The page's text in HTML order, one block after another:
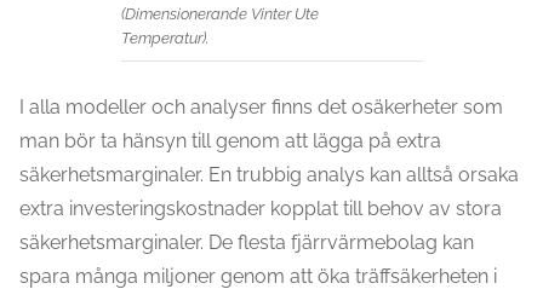
(Dimensionerande Vinter Ute
Temperatur).
I alla modeller och analyser finns det osäkerheter som
man bör ta hänsyn till genom att lägga på extra
säkerhetsmarginaler. En trubbig analys kan alltså orsaka
extra investeringskostnader kopplat till behov av stora
säkerhetsmarginaler. De flesta fjärrvärmebolag kan
spara många miljoner genom att öka träffsäkerheten i